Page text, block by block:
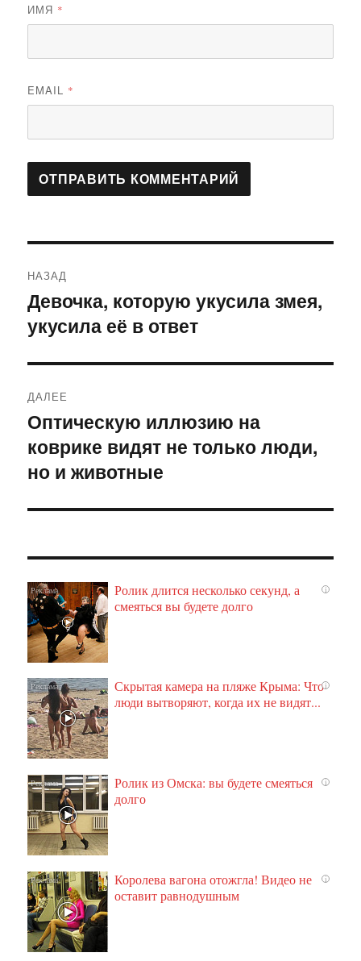
ИМЯ *
EMAIL *
по
записям
НАЗАД
Предыдущая
запись:
Девочка, которую укусила змея,
укусила её в ответ
ДАЛЕЕ
Следующая
запись:
Оптическую иллюзию на
коврике видят не только люди,
но и животные
i
Ролик длится несколько секунд, а
смеяться вы будете долго
i
Скрытая камера на пляже Крыма: Что
люди вытворяют, когда их не видят...
i
Ролик из Омска: вы будете смеяться
долго
i
Королева вагона отожгла! Видео не
оставит равнодушным